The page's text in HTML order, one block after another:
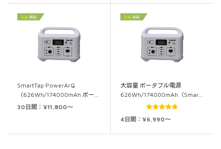
SmartTap PowerArQ
（626Wh/174000mAh ポー…
30日間：¥11,800～
大容量 ポータブル電源
626Wh/174000mAh（Smar…
4日間：¥6,990～